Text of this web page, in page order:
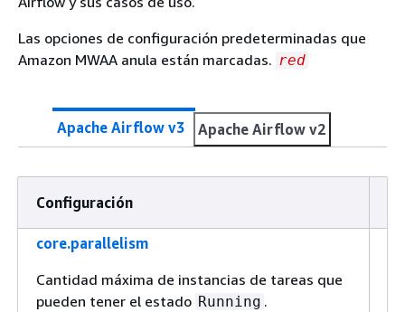
Las opciones de configuración predeterminadas que
Amazon MWAA anula están marcadas. red
Apache Airflow v3 Apache Airflow v2
Configuración
core.parallelism
Cantidad máxima de instancias de tareas que
pueden tener el estado Running .